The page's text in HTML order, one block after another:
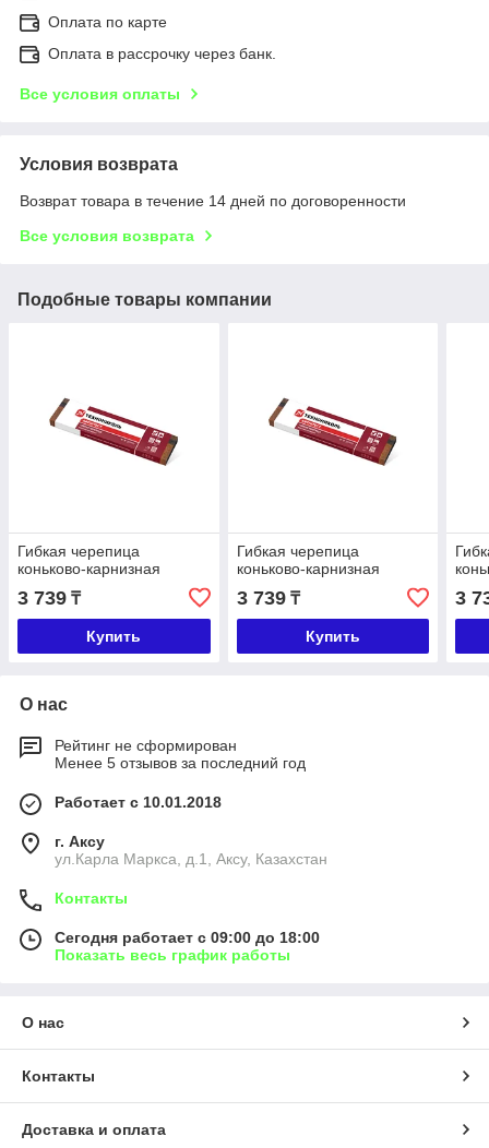
Оплата по карте
Оплата в рассрочку через банк.
Все условия оплаты
Условия возврата
Возврат товара в течение 14 дней по договоренности
Все условия возврата
Подобные товары компании
Гибкая черепица
коньково-карнизная
3 739 ₸
Купить
Гибкая черепица
коньково-карнизная
3 739₸
Купить
3
О нас
Рейтинг не сформирован
Менее 5 отзывов за последний год
Работает с 10.01.2018
г. Аксу
ул.Карла Маркса, д.1, Аксу, Казахстан
Контакты
Сегодня работает с 09:00 до 18:00
Показать весь график работы
О нас
Контакты
Доставка и оплата